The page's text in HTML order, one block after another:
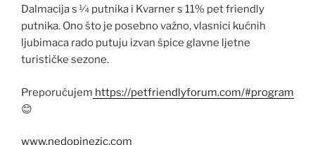
Dalmacija s 1⁄4 putnika i Kvarner s 11% pet friendly
putnika. Ono što je posebno važno, vlasnici kućnih
ljubimaca rado putuju izvan špice glavne ljetne
turističke sezone.
Preporučujem https://petfriendlyforum.com/#program
😊
www.nedopinezic.com